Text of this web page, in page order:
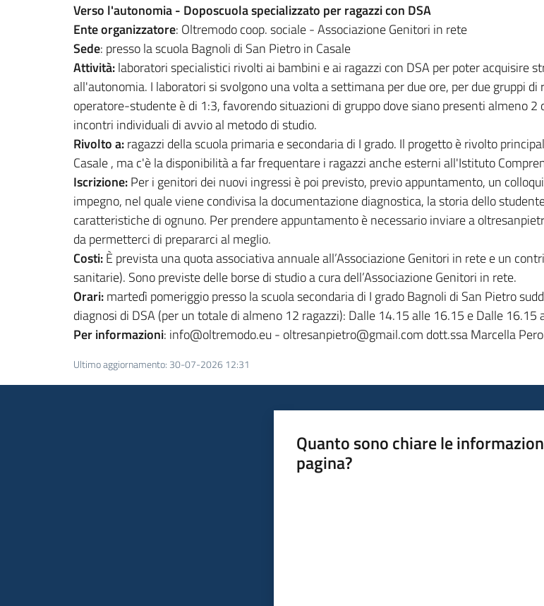
Verso l'autonomia - Doposcuola specializzato per ragazzi con DSA
Ente organizzatore: Oltremodo coop. sociale - Associazione Genitori in rete
Sede: presso la scuola Bagnoli di San Pietro in Casale
Attività:laboratori specialistici rivolti ai bambini e ai ragazzi con DSA per poter acquisire
all'autonomia. I laboratori si svolgono una volta a settimana per due ore, per due gruppi
operatore-studente è di 1:3, favorendo situazioni di gruppo dove siano presenti almeno
incontri individuali di avvio al metodo di studio.
Rivolto a:ragazzi della scuola primaria e secondaria di I grado. Il progetto è rivolto
Casale , ma c'è la disponibilità a far frequentare i ragazzi anche esterni all'Istituto
Iscrizione:Per i genitori dei nuovi ingressi è poi previsto, previo appuntamento, un
impegno, nel quale viene condivisa la documentazione diagnostica, la storia dello
caratteristiche di ognuno. Per prendere appuntamento è necessario inviare a
da permetterci di prepararci al meglio.
Costi:È prevista una quota associativa annuale all’Associazione Genitori in rete e un
sanitarie). Sono previste delle borse di studio a cura dell’Associazione Genitori in rete.
Orari:martedì pomeriggio presso la scuola secondaria di I grado Bagnoli di San Pietro
diagnosi di DSA (per un totale di almeno 12 ragazzi): Dalle 14.15 alle 16.15 e Dalle 16.15
Per informazioni: info@oltremodo.eu - oltresanpietro@gmail.com dott.ssa Marcella
Ultimo aggiornamento: 30-07-2026 12:31
Quanto sono chiare le
pagina?